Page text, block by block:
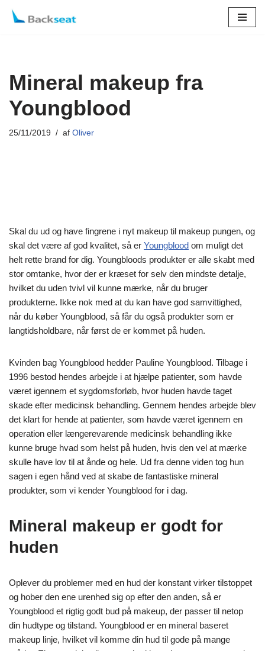
Mineral makeup fra
Youngblood
25/11/2019 af Oliver
Skal du ud og have fingrene i nyt makeup til makeup pungen, og
skal det være af god kvalitet, så er Youngblood om muligt det
helt rette brand for dig. Youngbloods produkter er alle skabt med
stor omtanke, hvor der er kræset for selv den mindste detalje,
hvilket du uden tvivl vil kunne mærke, når du bruger
produkterne. Ikke nok med at du kan have god samvittighed,
når du køber Youngblood, så får du også produkter som er
langtidsholdbare, når først de er kommet på huden.
Kvinden bag Youngblood hedder Pauline Youngblood. Tilbage i
1996 bestod hendes arbejde i at hjælpe patienter, som havde
været igennem et sygdomsforløb, hvor huden havde taget
skade efter medicinsk behandling. Gennem hendes arbejde blev
det klart for hende at patienter, som havde været igennem en
operation eller længerevarende medicinsk behandling ikke
kunne bruge hvad som helst på huden, hvis den vel at mærke
skulle have lov til at ånde og hele. Ud fra denne viden tog hun
sagen i egen hånd ved at skabe de fantastiske mineral
produkter, som vi kender Youngblood for i dag.
Mineral makeup er godt for
huden
Oplever du problemer med en hud der konstant virker tilstoppet
og hober den ene urenhed sig op efter den anden, så er
Youngblood et rigtig godt bud på makeup, der passer til netop
din hudtype og tilstand. Youngblood er en mineral baseret
makeup linje, hvilket vil komme din hud til gode på mange